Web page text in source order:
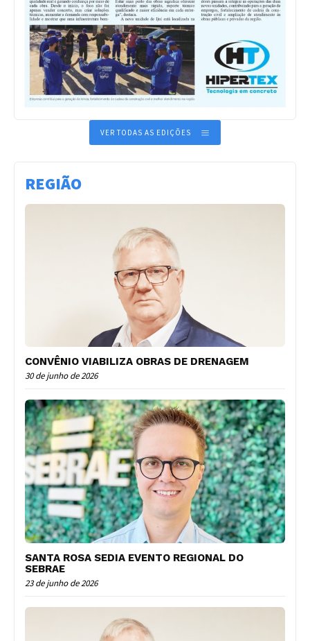
VER TODAS AS EDIÇÕES
REGIÃO
CONVÊNIO VIABILIZA OBRAS DE DRENAGEM
30 de junho de 2026
SANTA ROSA SEDIA EVENTO REGIONAL DO
SEBRAE
23 de junho de 2026